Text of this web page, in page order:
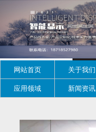
网站首页 关于我们
应用领域
新闻资讯